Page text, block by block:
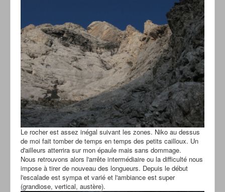
Le rocher est assez inégal suivant les zones. Niko au dessus
de moi fait tomber de temps en temps des petits cailloux. Un
d'ailleurs atterrira sur mon épaule mais sans dommage.
Nous retrouvons alors l'arrête intermédiaire ou la difficulté nous
impose à tirer de nouveau des longueurs. Depuis le début
l'escalade est sympa et varié et l'ambiance est super
(grandiose, vertical, austère).